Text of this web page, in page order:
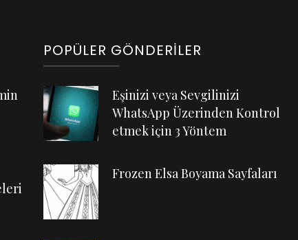
POPÜLER GÖNDERILER
Eşinizi veya Sevgilinizi
WhatsApp Üzerinden Kontrol
etmek için 3 Yöntem
Frozen Elsa Boyama Sayfaları